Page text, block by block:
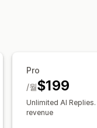
Pro
$199
/월
Unlimited AI
revenue